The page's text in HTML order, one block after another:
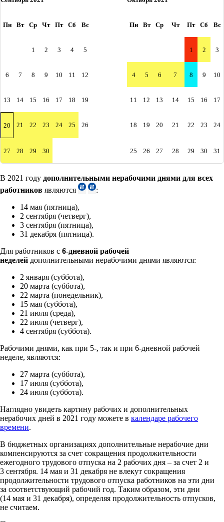
Пн Вт Ср Чт Пт Сб Вс Пн Вт Ср Чт Пт Сб Вс
1 2 3 4 5 1 2 3
6 7 8 9 10 11 12 4 5 6 7 8 9 10
13 14 15 16 17 18 19 11 12 13 14 15 16 17
20 21 22 23 24 25 26 18 19 20 21 22 23 24
27 28 29 30 25 26 27 28 29 30 31
В 2021 году дополнительными нерабочими днями для всех
работников являются
:
14 мая (пятница),
2 сентября (четверг),
3 сентября (пятница),
31 декабря (пятница).
Для работников с 6-дневной рабочей
неделей дополнительными нерабочими днями являются:
2 января (суббота),
20 марта (суббота),
22 марта (понедельник),
15 мая (суббота),
21 июля (среда),
22 июля (четверг),
4 сентября (суббота).
Рабочими днями, как при 5-, так и при 6-дневной рабочей
неделе, являются:
27 марта (суббота),
17 июля (суббота),
24 июля (суббота).
Наглядно увидеть картину рабочих и дополнительных
нерабочих дней в 2021 году можете в календаре рабочего
времени.
В бюджетных организациях дополнительные нерабочие дни
компенсируются за счет сокращения продолжительности
ежегодного трудового отпуска на 2 рабочих дня – за счет 2 и
3 сентября. 14 мая и 31 декабря не влекут сокращения
продолжительности трудового отпуска работников на эти дни
за соответствующий рабочий год. Таким образом, эти дни
(14 мая и 31 декабря), определяя продолжительность отпусков,
не считаем.